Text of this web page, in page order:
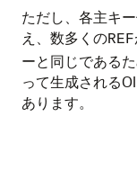
ただし、各主キ
え、数多くのREF
ーと同じである
って生成される
あります。